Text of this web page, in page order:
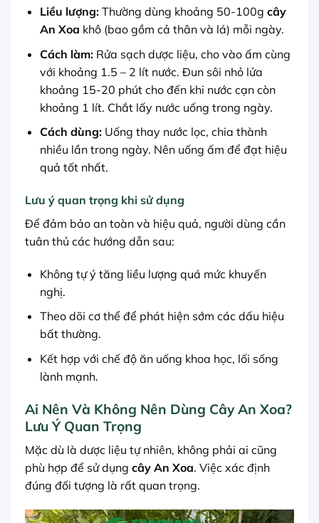
Liều lượng:Thường dùng khoảng 50-100g cây
An Xoa khô (bao gồm cả thân và lá) mỗi ngày.
Cách làm:Rửa sạch dược liệu, cho vào ấm cùng
với khoảng 1.5 – 2 lít nước. Đun sôi nhỏ lửa
khoảng 15-20 phút cho đến khi nước cạn còn
khoảng 1 lít. Chắt lấy nước uống trong ngày.
Cách dùng:Uống thay nước lọc, chia thành
nhiều lần trong ngày. Nên uống ấm để đạt hiệu
quả tốt nhất.
Lưu ý quan trọng khi sử dụng
Để đảm bảo an toàn và hiệu quả, người dùng cần
tuân thủ các hướng dẫn sau:
Không tự ý tăng liều lượng quá mức khuyến
nghị.
Theo dõi cơ thể để phát hiện sớm các dấu hiệu
bất thường.
Kết hợp với chế độ ăn uống khoa học, lối sống
lành mạnh.
Ai Nên Và Không Nên Dùng Cây An Xoa?
Lưu Ý Quan Trọng
Mặc dù là dược liệu tự nhiên, không phải ai cũng
phù hợp để sử dụng cây An Xoa. Việc xác định
đúng đối tượng là rất quan trọng.